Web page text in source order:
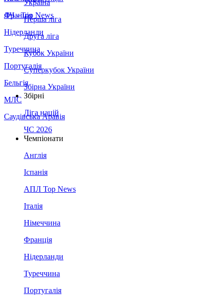
Франція
Нідерланди
Туреччина
Португалія
Бельгія
МЛС
Саудівська Аравія
ЛЧ - Top News
Україна
Перша ліга
Друга ліга
Кубок України
Суперкубок України
Збірна України
Збірні
Ліга націй
ЧС 2026
Чемпіонати
Англія
Іспанія
АПЛ Top News
Італія
Німеччина
Франція
Нідерланди
Туреччина
Португалія